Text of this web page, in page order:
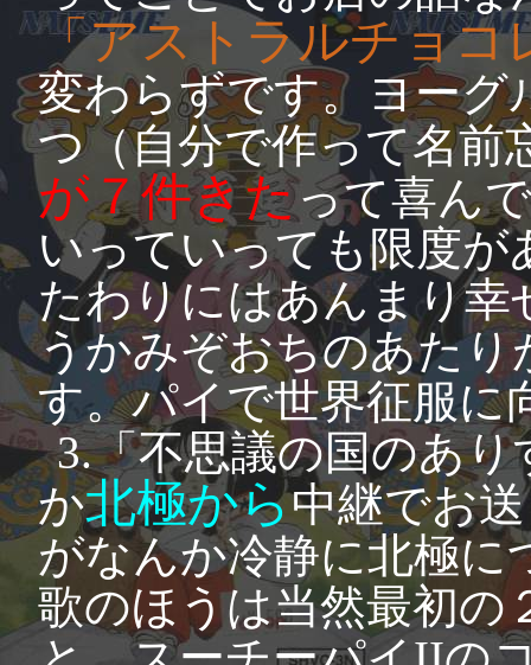
「アストラルチョコ
変わらずです。ヨーグ
つ（自分で作って名前
が７件きたって喜ん
いっていっても限度
たわりにはあんまり
うかみぞおちのあた
す。パイで世界征服に
3.「不思議の国のあ
か北極から中継でお
がなんか冷静に北極に
歌のほうは当然最初の